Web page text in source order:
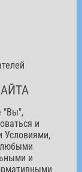
"Вы",
и
Условиями,
и